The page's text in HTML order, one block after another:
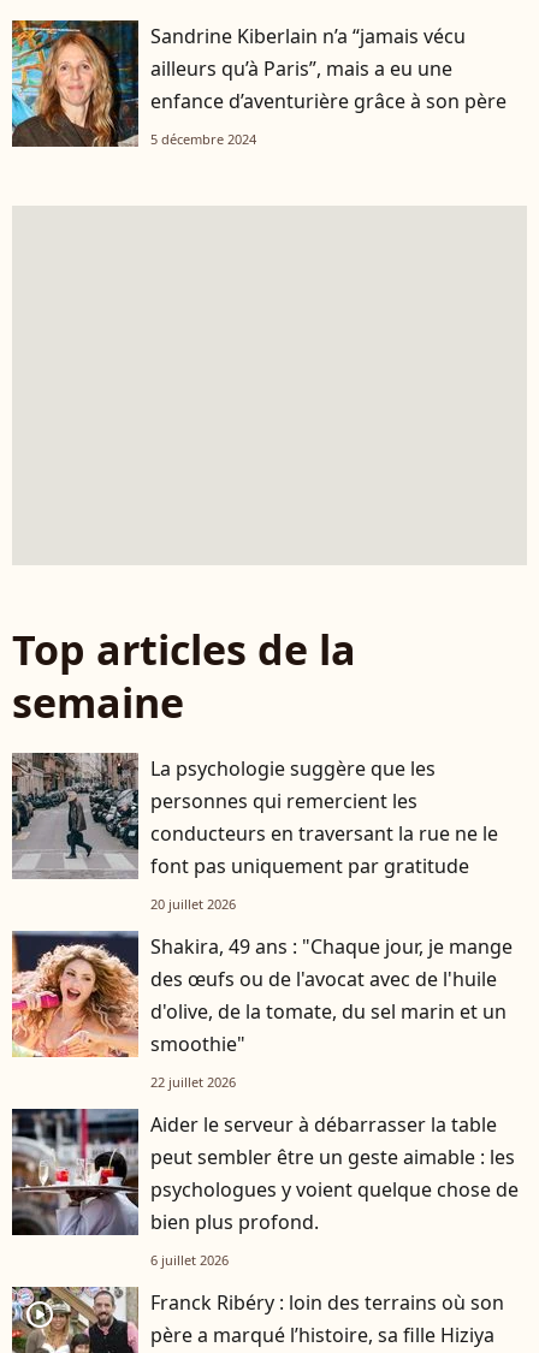
Sandrine Kiberlain n’a “jamais vécu
ailleurs qu’à Paris”, mais a eu une
enfance d’aventurière grâce à son père
5 décembre 2024
Top articles de la
semaine
La psychologie suggère que les
personnes qui remercient les
conducteurs en traversant la rue ne le
font pas uniquement par gratitude
20 juillet 2026
Shakira, 49 ans : "Chaque jour, je mange
des œufs ou de l'avocat avec de l'huile
d'olive, de la tomate, du sel marin et un
smoothie"
22 juillet 2026
Aider le serveur à débarrasser la table
peut sembler être un geste aimable : les
psychologues y voient quelque chose de
bien plus profond.
6 juillet 2026
player2
Franck Ribéry : loin des terrains où son
père a marqué l’histoire, sa fille Hiziya